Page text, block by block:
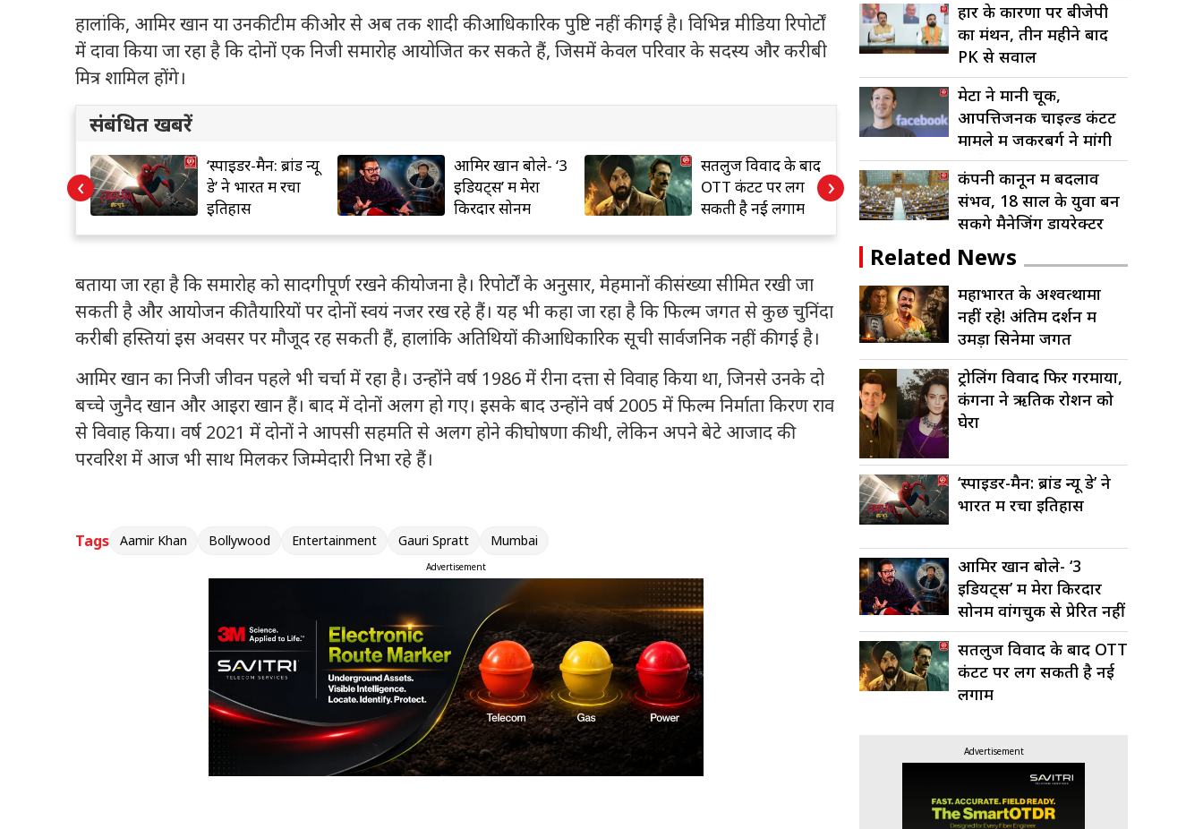
हालांकि, आमिर खान या उनकी टीम की ओर से अब तक शादी की आधिकारिक पुष्टि नहीं की गई है। विभिन्न मीडिया रिपोर्टों
में दावा किया जा रहा है कि दोनों एक निजी समारोह आयोजित कर सकते हैं, जिसमें केवल परिवार के सदस्य और करीबी
मित्र शामिल होंगे।
संबंधित खबरें
‘स्पाइडर-मैन: ब्रांड न्यू
डे’ ने भारत में रचा
इतिहास
आमिर खान बोले- ‘3
इडियट्स’ में मेरा
किरदार सोनम
वांगचुक से प्रेरित नहीं
सतलुज विवाद के बाद
OTT कंटेंट पर लग
सकती है नई लगाम
सुप्रीम कोर्ट की कड़ी
फटकार: समय रैना पर
3 लाख का जुर्माना
‹ ›
बताया जा रहा है कि समारोह को सादगीपूर्ण रखने की योजना है। रिपोर्टों के अनुसार, मेहमानों की संख्या सीमित रखी जा
सकती है और आयोजन की तैयारियों पर दोनों स्वयं नजर रख रहे हैं। यह भी कहा जा रहा है कि फिल्म जगत से कुछ चुनिंदा
करीबी हस्तियां इस अवसर पर मौजूद रह सकती हैं, हालांकि अतिथियों की आधिकारिक सूची सार्वजनिक नहीं की गई है।
आमिर खान का निजी जीवन पहले भी चर्चा में रहा है। उन्होंने वर्ष 1986 में रीना दत्ता से विवाह किया था, जिनसे उनके दो
बच्चे जुनैद खान और आइरा खान हैं। बाद में दोनों अलग हो गए। इसके बाद उन्होंने वर्ष 2005 में फिल्म निर्माता किरण राव
से विवाह किया। वर्ष 2021 में दोनों ने आपसी सहमति से अलग होने की घोषणा की थी, लेकिन अपने बेटे आजाद की
परवरिश में आज भी साथ मिलकर जिम्मेदारी निभा रहे हैं।
Tags Aamir Khan Bollywood Entertainment Gauri Spratt Mumbai
Advertisement
हार के कारणों पर बीजेपी
का मंथन, तीन महीने बाद
PK से सवाल
मेटा ने मानी चूक,
आपत्तिजनक चाइल्ड कंटेंट
मामले में जकरबर्ग ने मांगी
माफी
कंपनी कानून में बदलाव
संभव, 18 साल के युवा बन
सकेंगे मैनेजिंग डायरेक्टर
Related News
महाभारत के अश्वत्थामा
नहीं रहे! अंतिम दर्शन में
उमड़ा सिनेमा जगत
ट्रोलिंग विवाद फिर गरमाया,
कंगना ने ऋतिक रोशन को
घेरा
‘स्पाइडर-मैन: ब्रांड न्यू डे’ ने
भारत में रचा इतिहास
आमिर खान बोले- ‘3
इडियट्स’ में मेरा किरदार
सोनम वांगचुक से प्रेरित नहीं
था’
सतलुज विवाद के बाद OTT
कंटेंट पर लग सकती है नई
लगाम
Advertisement